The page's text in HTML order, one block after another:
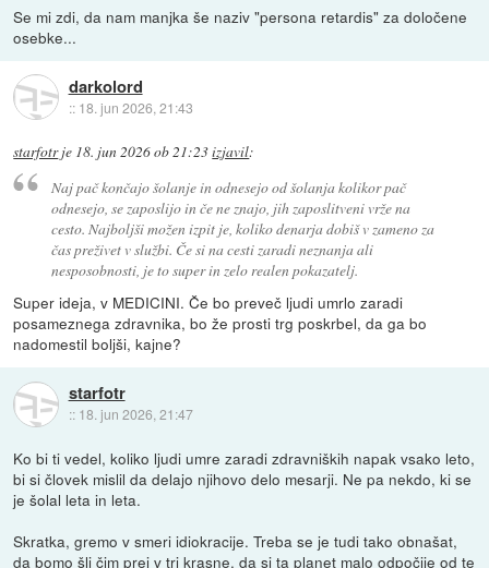
Se mi zdi, da nam manjka še naziv "persona retardis" za določene
osebke...
darkolord
:: 18. jun 2026, 21:43
starfotrje 18. jun 2026 ob 21:23izjavil:
Naj pač končajo šolanje in odnesejo od šolanja kolikor pač
odnesejo, se zaposlijo in če ne znajo, jih zaposlitveni vrže na
cesto. Najboljši možen izpit je, koliko denarja dobiš v zameno za
čas preživet v službi. Če si na cesti zaradi neznanja ali
nesposobnosti, je to super in zelo realen pokazatelj.
Super ideja, v MEDICINI. Če bo preveč ljudi umrlo zaradi
posameznega zdravnika, bo že prosti trg poskrbel, da ga bo
nadomestil boljši, kajne?
starfotr
:: 18. jun 2026, 21:47
Ko bi ti vedel, koliko ljudi umre zaradi zdravniških napak vsako leto,
bi si človek mislil da delajo njihovo delo mesarji. Ne pa nekdo, ki se
je šolal leta in leta.
Skratka, gremo v smeri idiokracije. Treba se je tudi tako obnašat,
da bomo šli čim prej v tri krasne, da si ta planet malo odpočije od te